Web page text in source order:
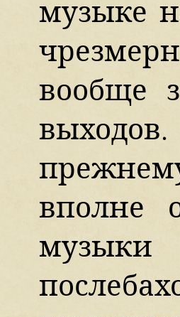
музыке
вообще
вполне